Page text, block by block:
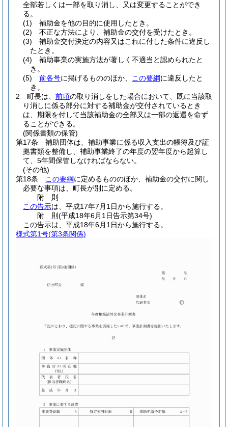
全部若しくは一部を取り消し、又は変更することができ
る。
(1)
補助金を他の目的に使用したとき。
(2)
不正な方法により、補助金の交付を受けたとき。
(3)
補助金交付決定の内容又はこれに付した条件に違反し
たとき。
(4)
補助事業の実施方法が著しく不適当と認められたと
き。
(5)
前各号に掲げるもののほか、 この要綱に違反したと
き。
2
町長は、 前項の取り消しをした場合において、既に当該取
り消しに係る部分に対する補助金が交付されているとき
は、期限を付して当該補助金の全部又は一部の返還を命ず
ることができる。
(関係書類の保管)
第17条
補助団体は、補助事業に係る収入支出の帳簿及び証
拠書類を整備し、補助事業終了の年度の翌年度から起算し
て、5年間保管しなければならない。
(その他)
第18条
この要綱に定めるもののほか、補助金の交付に関し
必要な事項は、町長が別に定める。
附 則
この告示は、平成17年7月1日から施行する。
附 則(平成18年6月1日告示第34号)
この告示は、平成18年6月1日から施行する。
様式第1号(第3条関係)